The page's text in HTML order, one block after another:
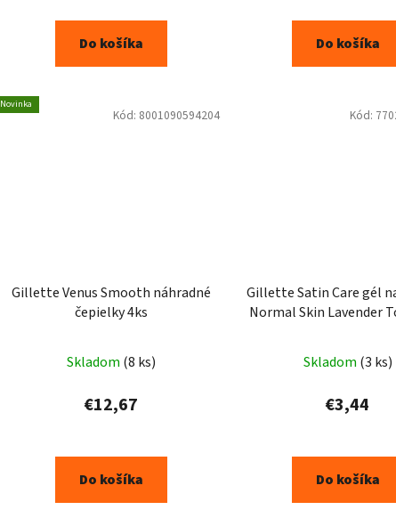
Do košíka Do košíka
Novinka
Gillette Venus Smooth náhradné
čepielky 4ks
Skladom (8 ks)
€12,67
Do košíka
Kód: 8001090594204
Gillette Satin Care gél
Normal Skin Lavender
Skladom (3 ks)
€3,44
Do košíka
Kód: